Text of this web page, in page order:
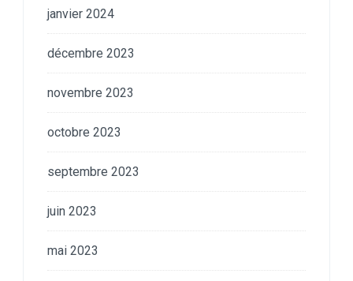
janvier 2024
décembre 2023
novembre 2023
octobre 2023
septembre 2023
juin 2023
mai 2023